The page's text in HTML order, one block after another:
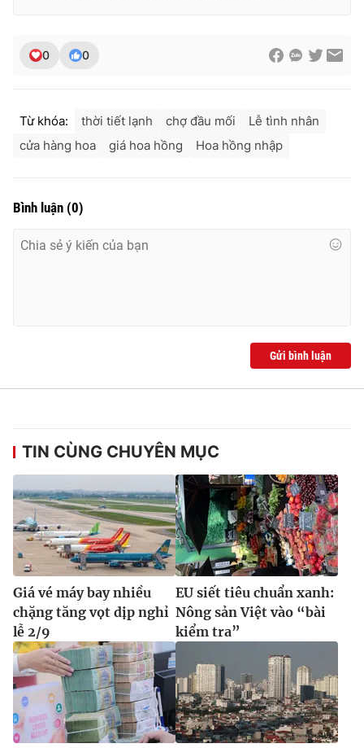
0 0
Từ khóa: thời tiết lạnh chợ đầu mối
Lễ tình nhân
cửa hàng hoa
giá hoa hồng Hoa hồng nhập
Bình luận (0)
Gửi bình luận
TIN CÙNG CHUYÊN MỤC
Giá vé máy bay nhiều
chặng tăng vọt dịp nghỉ
lễ 2/9
EU siết tiêu chuẩn xanh:
Nông sản Việt vào “bài
kiểm tra”